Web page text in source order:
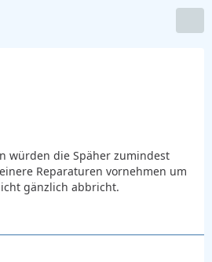
würden die Späher zumindest
Reparaturen vornehmen um
gänzlich abbricht.